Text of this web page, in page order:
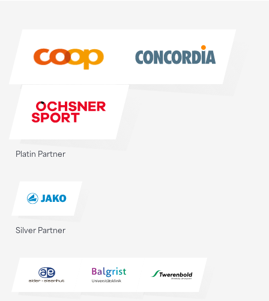
Platin Partner
Silver Partner